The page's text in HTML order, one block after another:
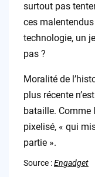
surtout pas
ces
technologie, un
pas ?
Moralité de
plus récente
bataille. Comme
pixelisé, « qui
partie ».
Source :Engadget